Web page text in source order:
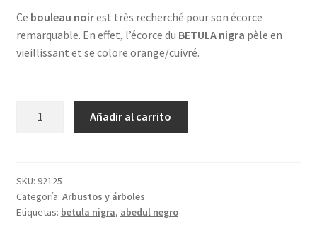
precios:
desde
hasta
389,00 €
Ce bouleau noirest très recherché pour son écorce
remarquable. En effet, l’écorce du BETULA nigra pèle en
vieillissant et se colore orange/cuivré.
Añadir al carrito
SKU: 92125
Categoría: Arbustos y árboles
Etiquetas: betula nigra, abedul negro